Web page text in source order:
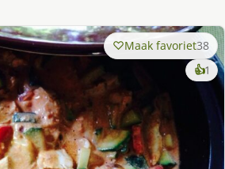
Maak favoriet38
👍1